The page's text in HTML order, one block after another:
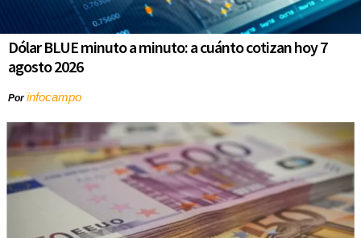
Dólar BLUE minuto a minuto: a cuánto cotizan hoy 7
agosto 2026
Porinfocampo